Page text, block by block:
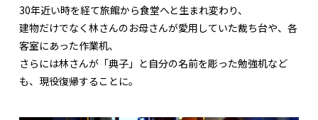
30年近い時を経て旅館から食堂へと生まれ変わり、
建物だけでなく林さんのお母さんが愛用していた裁ち台や、各
客室にあった作業机、
さらには林さんが「典子」と自分の名前を彫った勉強机など
も、現役復帰することに。